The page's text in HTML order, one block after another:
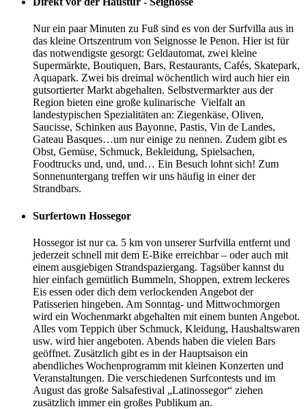
Nur ein paar Minuten zu Fuß sind es von der Surfvilla aus in
das kleine Ortszentrum von Seignosse le Penon. Hier ist für
das notwendigste gesorgt: Geldautomat, zwei kleine
Supermärkte, Boutiquen, Bars, Restaurants, Cafés, Skatepark,
Aquapark. Zwei bis dreimal wöchentlich wird auch hier ein
gutsortierter Markt abgehalten. Selbstvermarkter aus der
Region bieten eine große kulinarische Vielfalt an
landestypischen Spezialitäten an: Ziegenkäse, Oliven,
Saucisse, Schinken aus Bayonne, Pastis, Vin de Landes,
Gateau Basques…um nur einige zu nennen. Zudem gibt es
Obst, Gemüse, Schmuck, Bekleidung, Spielsachen,
Foodtrucks und, und, und… Ein Besuch lohnt sich! Zum
Sonnenuntergang treffen wir uns häufig in einer der
Strandbars.
Surfertown Hossegor
Hossegor ist nur ca. 5 km von unserer Surfvilla entfernt und
jederzeit schnell mit dem E-Bike erreichbar – oder auch mit
einem ausgiebigen Strandspaziergang. Tagsüber kannst du
hier einfach gemütlich Bummeln, Shoppen, extrem leckeres
Eis essen oder dich dem verlockenden Angebot der
Patisserien hingeben. Am Sonntag- und Mittwochmorgen
wird ein Wochenmarkt abgehalten mit einem bunten Angebot.
Alles vom Teppich über Schmuck, Kleidung, Haushaltswaren
usw. wird hier angeboten. Abends haben die vielen Bars
geöffnet. Zusätzlich gibt es in der Hauptsaison ein
abendliches Wochenprogramm mit kleinen Konzerten und
Veranstaltungen. Die verschiedenen Surfcontests und im
August das große Salsafestival „Latinossegor“ ziehen
zusätzlich immer ein großes Publikum an.